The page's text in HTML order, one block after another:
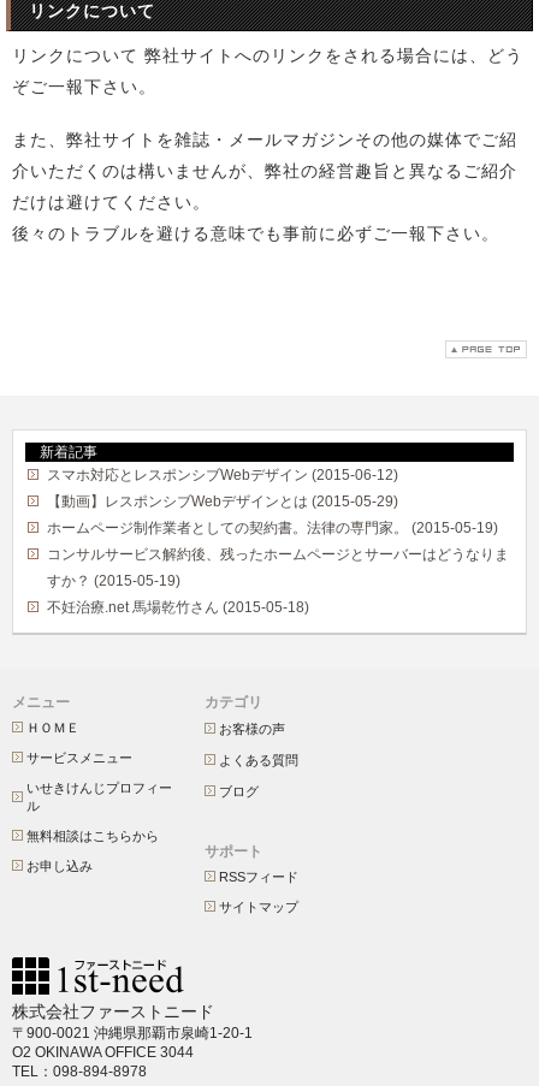
リンクについて
リンクについて 弊社サイトへのリンクをされる場合には、どう
ぞご一報下さい。
また、弊社サイトを雑誌・メールマガジンその他の媒体でご紹
介いただくのは構いませんが、弊社の経営趣旨と異なるご紹介
だけは避けてください。
後々のトラブルを避ける意味でも事前に必ずご一報下さい。
新着記事
スマホ対応とレスポンシブWebデザイン (2015-06-12)
【動画】レスポンシブWebデザインとは (2015-05-29)
ホームページ制作業者としての契約書。法律の専門家。 (2015-05-19)
コンサルサービス解約後、残ったホームページとサーバーはどうなりま
すか？ (2015-05-19)
不妊治療.net 馬場乾竹さん (2015-05-18)
メニュー
ＨＯＭＥ
サービスメニュー
いせきけんじプロフィー
ル
無料相談はこちらから
お申し込み
カテゴリ
お客様の声
よくある質問
ブログ
サポート
RSSフィード
サイトマップ
株式会社ファーストニード
〒900-0021 沖縄県那覇市泉崎1-20-1
O2 OKINAWA OFFICE 3044
TEL：098-894-8978